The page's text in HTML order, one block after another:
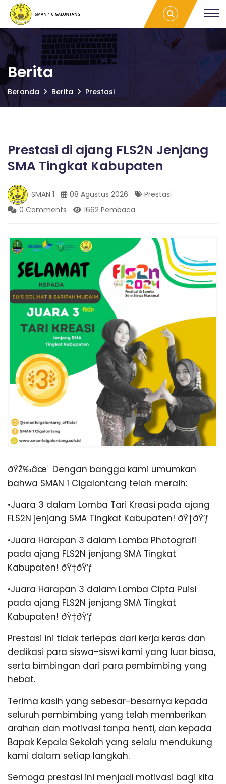
S
M
A
N
C
G
A
O
A
N
G
Prestasi di
ajang FLS2N
Jenjang SMA
Tingkat
Kabupaten |
SMAN 1
CIGALONTANG
A
N
I
A
O
Berita
Beranda Berita Prestasi
Prestasi di ajang FLS2N Jenjang
SMA Tingkat Kabupaten
SMAN 1 08 Agustus 2026
Prestasi
0 Comments
1662 Pembaca
ðŸŽ‰âœ¨ Dengan bangga kami umumkan
bahwa SMAN 1 Cigalontang telah meraih:
•Juara 3 dalam Lomba Tari Kreasi pada ajang
FLS2N jenjang SMA Tingkat Kabupaten! ðŸ†ðŸ’ƒ
•Juara Harapan 3 dalam Lomba Photografi
pada ajang FLS2N jenjang SMA Tingkat
Kabupaten! ðŸ†ðŸ’ƒ
•Juara Harapan 3 dalam Lomba Cipta Puisi
pada ajang FLS2N jenjang SMA Tingkat
Kabupaten! ðŸ†ðŸ’ƒ
Prestasi ini tidak terlepas dari kerja keras dan
dedikasi para siswa-siswi kami yang luar biasa,
serta bimbingan dari para pembimbing yang
hebat.
Terima kasih yang sebesar-besarnya kepada
seluruh pembimbing yang telah memberikan
arahan dan motivasi tanpa henti, dan kepada
Bapak Kepala Sekolah yang selalu mendukung
kami dalam setiap langkah.
Semoga prestasi ini menjadi motivasi bagi kita